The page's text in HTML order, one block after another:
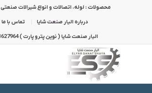
محصولات : لوله، اتصالات و انواع شیرالات صنعتی
درباره الیار صنعت شایا تماس با ما
الیار صنعت شایا ( نوین پترو پارت ) 09123627964